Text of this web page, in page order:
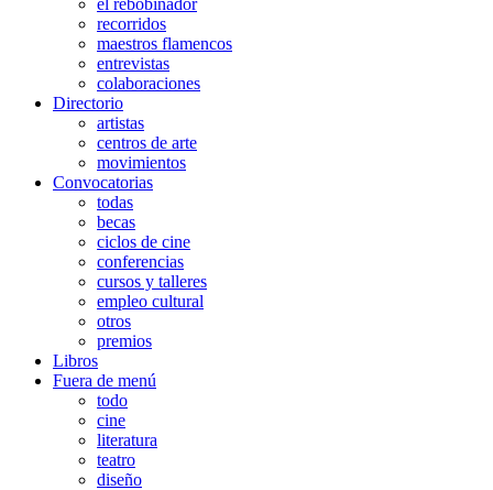
recorridos
maestros flamencos
entrevistas
colaboraciones
Directorio
artistas
centros de arte
movimientos
Convocatorias
todas
becas
ciclos de cine
conferencias
cursos y talleres
empleo cultural
otros
premios
Libros
Fuera de menú
todo
cine
literatura
teatro
diseño